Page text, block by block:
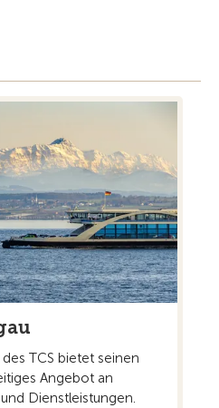
TCS bietet seinen
Angebot an
Dienstleistungen.